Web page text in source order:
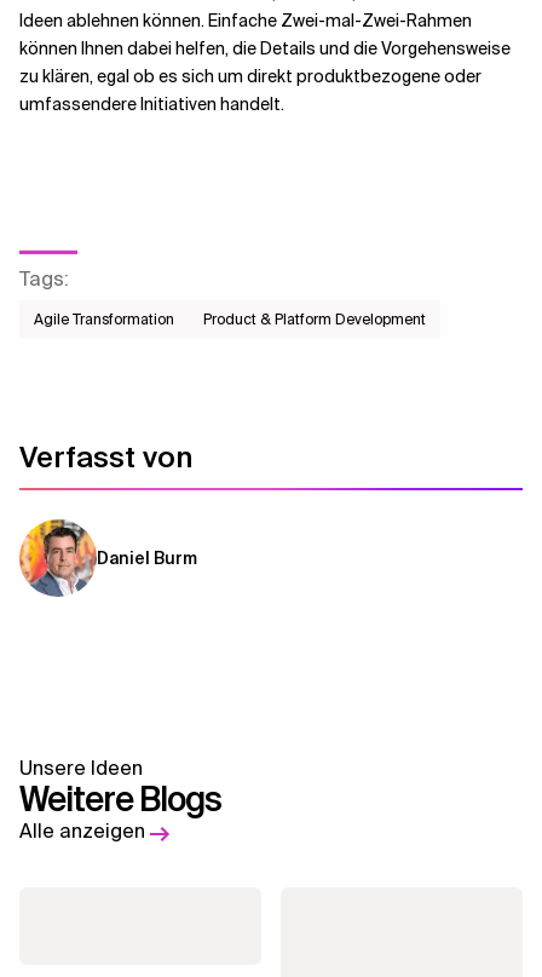
Ideen ablehnen können. Einfache Zwei-mal-Zwei-Rahmen
können Ihnen dabei helfen, die Details und die Vorgehensweise
zu klären, egal ob es sich um direkt produktbezogene oder
umfassendere Initiativen handelt.
Tags:
Agile Transformation Product & Platform Development
Verfasst von
Daniel Burm
Unsere Ideen
Weitere Blogs
Alle anzeigen